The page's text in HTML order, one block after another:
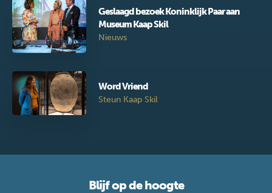
Geslaagd bezoek Koninklijk Paar aan
Museum Kaap Skil
Nieuws
Word Vriend
Steun Kaap Skil
Blijf op de hoogte